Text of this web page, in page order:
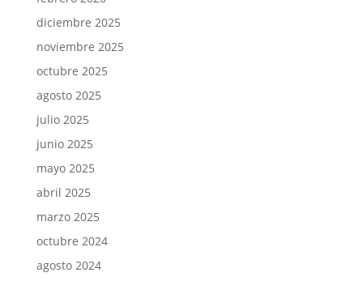
diciembre 2025
noviembre 2025
octubre 2025
agosto 2025
julio 2025
junio 2025
mayo 2025
abril 2025
marzo 2025
octubre 2024
agosto 2024